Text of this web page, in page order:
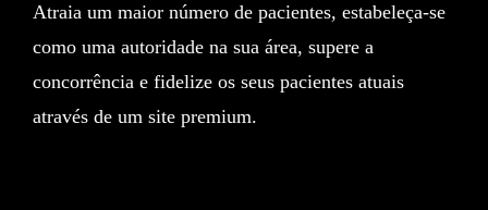
Atraia um maior número de pacientes, estabeleça-se
como uma autoridade na sua área, supere a
concorrência e fidelize os seus pacientes atuais
através de um site premium.